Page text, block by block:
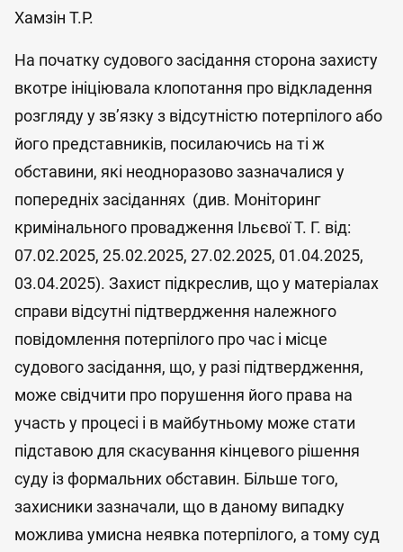
Хамзін Т.Р.
На початку судового засідання сторона захисту
вкотре ініціювала клопотання про відкладення
розгляду у зв’язку з відсутністю потерпілого або
його представників, посилаючись на ті ж
обставини, які неодноразово зазначалися у
попередніх засіданнях (див. Моніторинг
кримінального провадження Ільєвої Т. Г. від:
07.02.2025, 25.02.2025, 27.02.2025, 01.04.2025,
03.04.2025). Захист підкреслив, що у матеріалах
справи відсутні підтвердження належного
повідомлення потерпілого про час і місце
судового засідання, що, у разі підтвердження,
може свідчити про порушення його права на
участь у процесі і в майбутньому може стати
підставою для скасування кінцевого рішення
суду із формальних обставин. Більше того,
захисники зазначали, що в даному випадку
можлива умисна неявка потерпілого, а тому суд